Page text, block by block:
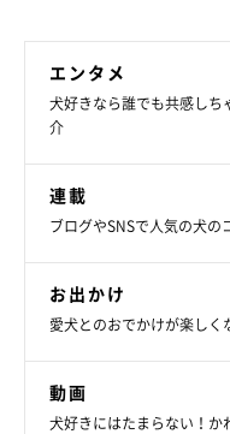
これで気持ちが落ち着く
エンタメ
犬好きなら誰でも共感し
介
連載
ブログやSNSで人気の犬
お出かけ
愛犬とのおでかけが楽し
動画
犬好きにはたまらない！